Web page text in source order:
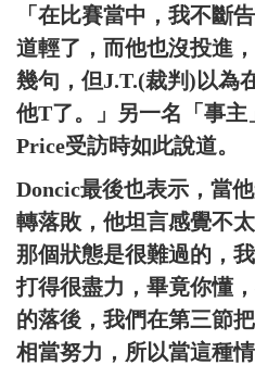
「在比賽當中，我不斷
道輕了，而他也沒投進
幾句，但J.T.(裁判)以為
他T了。」另一名「事主
Price受訪時如此說道。
Doncic最後也表示，當
轉落敗，他坦言感覺不
那個狀態是很難過的，
打得很盡力，畢竟你懂
的落後，我們在第三節
相當努力，所以當這種